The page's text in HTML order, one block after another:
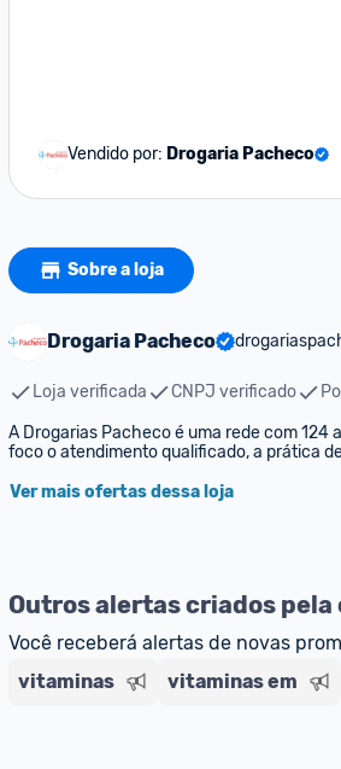
Vendido por: Drogaria Pacheco
Sobre a loja
Drogaria Pacheco
Loja verificada CNPJ verificado
A Drogarias Pacheco é uma rede com
foco o atendimento qualificado, a prática
Ver mais ofertas dessa loja
Outros alertas criados pela
Você receberá alertas de novas
vitaminas
vitaminas em